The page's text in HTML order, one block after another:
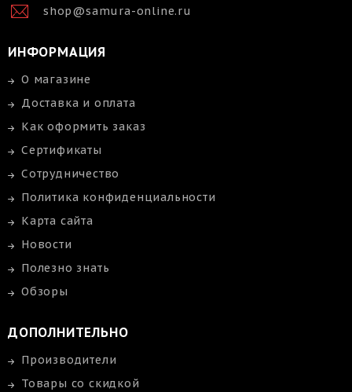
shop@samura-online.ru
ИНФОРМАЦИЯ
О магазине
Доставка и оплата
Как оформить заказ
Сертификаты
Сотрудничество
Политика конфиденциальности
Карта сайта
Новости
Полезно знать
Обзоры
ДОПОЛНИТЕЛЬНО
Производители
Товары со скидкой